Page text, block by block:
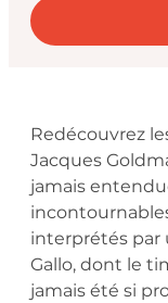
Redécouvrez
Jacques
jamais
interprétés par
Gallo, dont le
jamais été si